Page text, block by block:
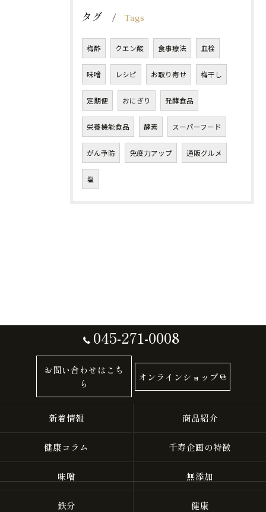
タグ Tags
梅酢 クエン酸 食事療法 血栓
味噌 レシピ お取り寄せ 梅干し
定期便 おにぎり 発酵食品
栄養機能食品 酵素 スーパーフード
がん予防 免疫力アップ 通販グルメ
塩
045-271-0008
お問い合わせはこち
ら
オンラインショップ
新着情報 商品紹介
健康コラム 千寿企画の特徴
味噌 無添加
鉄分 健康